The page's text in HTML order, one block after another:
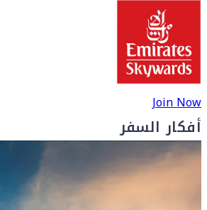
Join Now
أفكار السفر